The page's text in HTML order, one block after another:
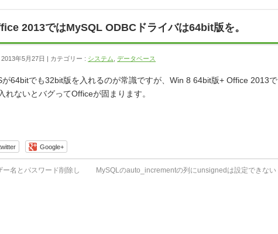
2013ではMySQL ODBCドライバは64bit版を。
年5月27日 カテゴリー : システム データベース
64bitでも32bit版を入れるのが常識ですが、Win 8 64bit版+ Office 2013で
れないとバグってOfficeが固まります。
Google+
名とパスワード削除し
MySQLのauto_incrementの列にunsignedは設定できない